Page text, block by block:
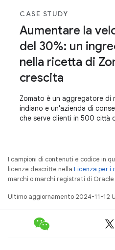
CASE STUDY
Aumentare la
del 30%: un
nella ricetta di
crescita
Zomato è un aggregatore di
indiano e un'azienda di
che serve clienti in 500 città
I campioni di contenuti e codice in
licenze descritte nella Licenza per i
marchi o marchi registrati di
Ultimo aggiornamento 2024-11-12